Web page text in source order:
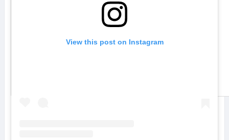
View this post on Instagram